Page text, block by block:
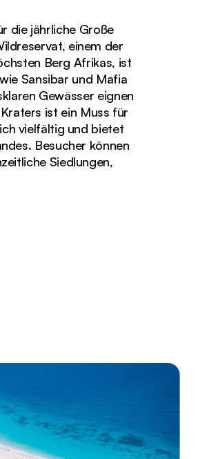
die jährliche Große
einem der
Berg Afrikas, ist
Sansibar und Mafia
Gewässer eignen
ist ein Muss für
vielfältig und bietet
Besucher können
Siedlungen,